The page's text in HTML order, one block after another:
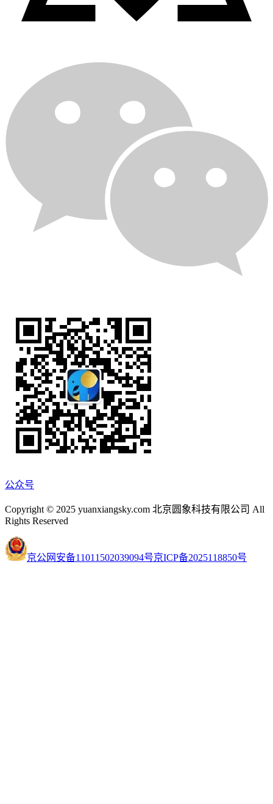
公众号
Copyright © 2025 yuanxiangsky.com 北京圆象科技有限公司 All
Rights Reserved
京公网安备11011502039094号京ICP备2025118850号